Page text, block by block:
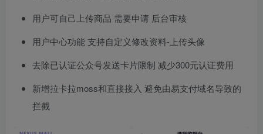
用户可自己上传商品 需要申请 后台审核
用户中心功能 支持自定义修改资料-上传头像
去除已认证公众号发送卡片限制 减少300元认证费用
新增拉卡拉moss和直接接入 避免由易支付域名导致的
拦截